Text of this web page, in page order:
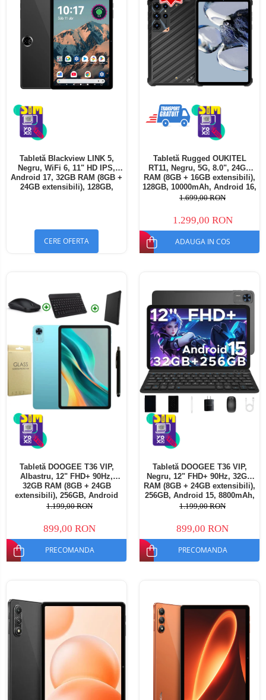
Tabletă Blackview LINK 5,
Negru, WiFi 6, 11" HD IPS,
Android 17, 32GB RAM (8GB +
24GB extensibili), 128GB,
CERE OFERTA
Tabletă Rugged OUKITEL
RT11, Negru, 5G, 8.0", 24GB
RAM (8GB + 16GB extensibili),
128GB, 10000mAh, Android 16,
Cameră 16MP AI, Dock
1.699,00 RON
1.299,00 RON
ADAUGA IN COS
Tabletă DOOGEE T36 VIP,
Albastru, 12" FHD+ 90Hz,
32GB RAM (8GB + 24GB
extensibili), 256GB, Android
15, 8800mAh, Dual SIM
1.199,00 RON
899,00 RON
PRECOMANDA
Tabletă DOOGEE T36 VIP,
Negru, 12" FHD+ 90Hz, 32GB
RAM (8GB + 24GB extensibili),
256GB, Android 15, 8800mAh,
Dual SIM
1.199,00 RON
899,00 RON
PRECOMANDA